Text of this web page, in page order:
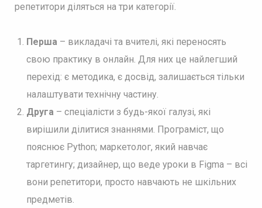
репетитори діляться на три категорії.
Перша – викладачі та вчителі, які переносять
свою практику в онлайн. Для них це найлегший
перехід: є методика, є досвід, залишається тільки
налаштувати технічну частину.
Друга – спеціалісти з будь-якої галузі, які
вирішили ділитися знаннями. Програміст, що
пояснює Python; маркетолог, який навчає
таргетингу; дизайнер, що веде уроки в Figma – всі
вони репетитори, просто навчають не шкільних
предметів.